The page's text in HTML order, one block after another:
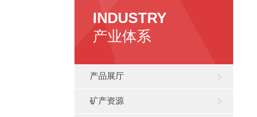
INDUSTRY
产业体系
产品展厅
矿产资源